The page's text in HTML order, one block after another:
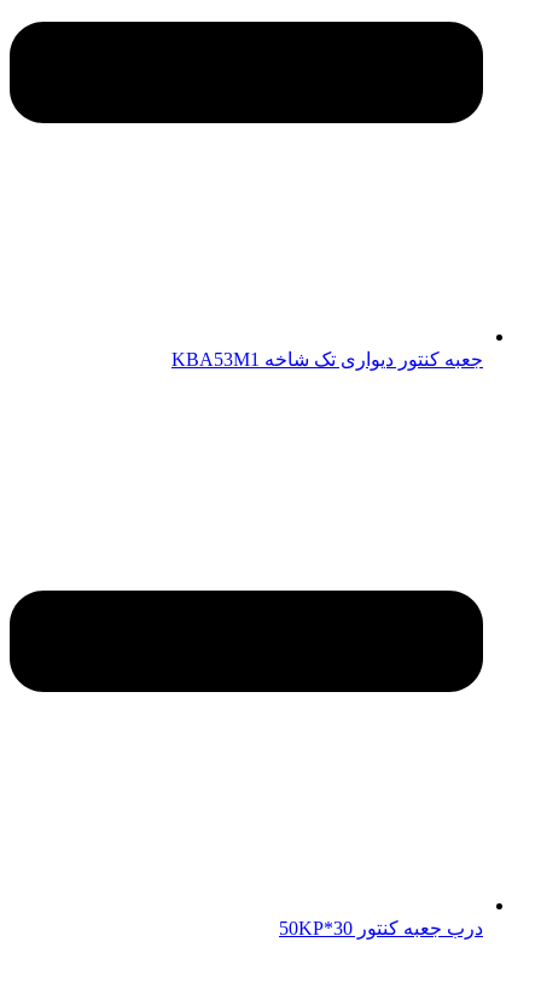
جعبه کنتور دیواری تک شاخه KBA53M1
درب جعبه کنتور 50KP*30